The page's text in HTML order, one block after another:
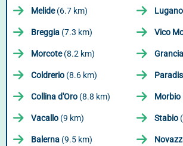
Melide(6.7 km) Lugano
Breggia (7.3 km) Vico
Morcote(8.2 km) Grancia
Coldrerio (8.6 km)
Collina d'Oro (8.8 km) Morbio
Vacallo (9 km) Stabio
Balerna (9.5 km)